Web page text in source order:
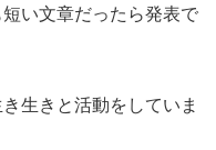
い文章だったら発表で
生きと活動をしていま